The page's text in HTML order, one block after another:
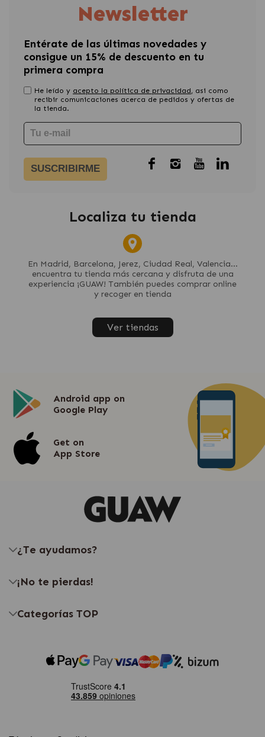
Newsletter
Entérate de las últimas novedades y
consigue un 15% de descuento en tu
primera compra
He leído y acepto la política de privacidad, asi como
recibir comunicaciones acerca de pedidos y ofertas de
la tienda.
SUSCRIBIRME
Localiza tu tienda
En Madrid, Barcelona, Jerez, Ciudad Real, Valencia...
encuentra tu tienda más cercana y disfruta de una
experiencia ¡GUAW! También puedes comprar online
y recoger en tienda
Ver tiendas
Android app on
Google Play
Get on
App Store
¿Te ayudamos?
¡No te pierdas!
Categorías TOP